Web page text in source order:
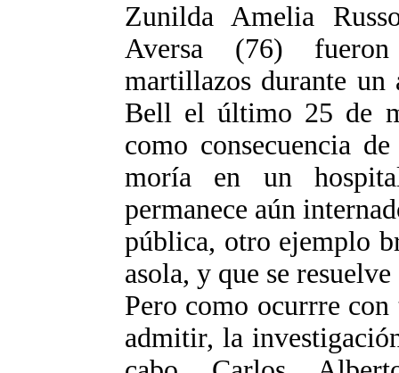
Zunilda Amelia
Aversa (76)
martillazos durante
Bell el último 25 de
como consecuencia
moría en un
permanece aún
pública, otro ejemplo
asola, y que se
Pero como ocurrre
admitir, la